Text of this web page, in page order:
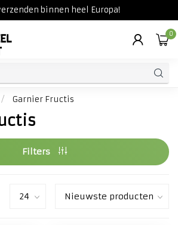
binnen heel Europa!
0
/ Garnier Fructis
Filters